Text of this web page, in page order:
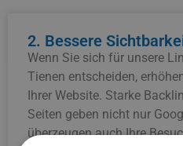
2. Bessere
Wenn Sie sich für unsere
Tienen entscheiden,
Ihrer Website. Starke
Seiten geben nicht nur
überzeugen auch Ihre